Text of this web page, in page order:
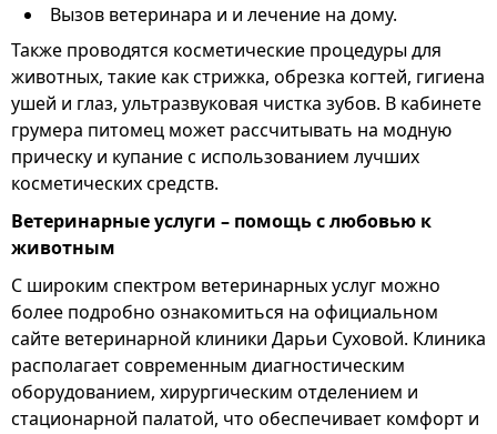
Вызов ветеринара и и лечение на дому.
Также проводятся косметические процедуры для
животных, такие как стрижка, обрезка когтей, гигиена
ушей и глаз, ультразвуковая чистка зубов. В кабинете
грумера питомец может рассчитывать на модную
прическу и купание с использованием лучших
косметических средств.
Ветеринарные услуги – помощь с любовью к
животным
С широким спектром ветеринарных услуг можно
более подробно ознакомиться на официальном
сайте ветеринарной клиники Дарьи Суховой. Клиника
располагает современным диагностическим
оборудованием, хирургическим отделением и
стационарной палатой, что обеспечивает комфорт и